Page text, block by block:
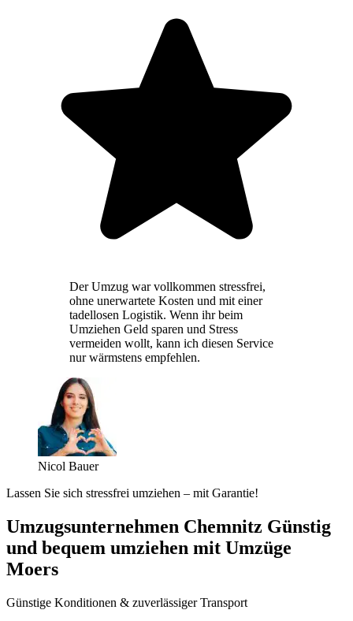
Der Umzug war vollkommen stressfrei,
ohne unerwartete Kosten und mit einer
tadellosen Logistik. Wenn ihr beim
Umziehen Geld sparen und Stress
vermeiden wollt, kann ich diesen Service
nur wärmstens empfehlen.
Nicol Bauer
Lassen Sie sich stressfrei umziehen – mit Garantie!
Umzugsunternehmen Chemnitz Günstig
und bequem umziehen mit Umzüge
Moers
Günstige Konditionen & zuverlässiger Transport